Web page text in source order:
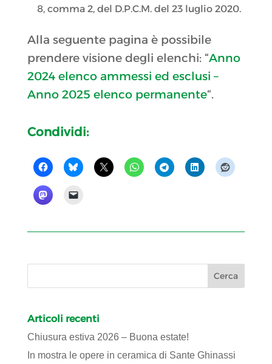
8, comma 2, del D.P.C.M. del 23 luglio 2020.
Alla seguente pagina è possibile
prendere visione degli elenchi: “Anno
2024 elenco ammessi ed esclusi –
Anno 2025 elenco permanente“.
Condividi:
Articoli recenti
Chiusura estiva 2026 – Buona estate!
In mostra le opere in ceramica di Sante Ghinassi